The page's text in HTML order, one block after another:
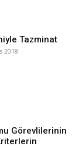
Tazminat
2018
Görevlilerinin